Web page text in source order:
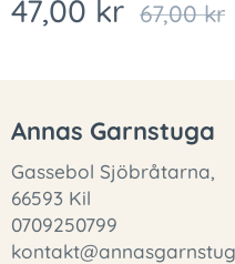
47,00 kr 67,00kr
Annas Garnstuga
Gassebol Sjöbråtarna,
66593 Kil
0709250799